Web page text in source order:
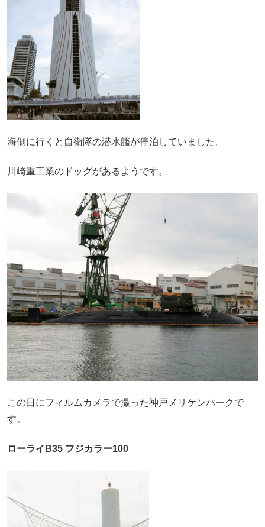
海側に行くと自衛隊の潜水艦が停泊していました。
川崎重工業のドッグがあるようです。
この日にフィルムカメラで撮った神戸メリケンパークで
す。
ローライB35 フジカラー100